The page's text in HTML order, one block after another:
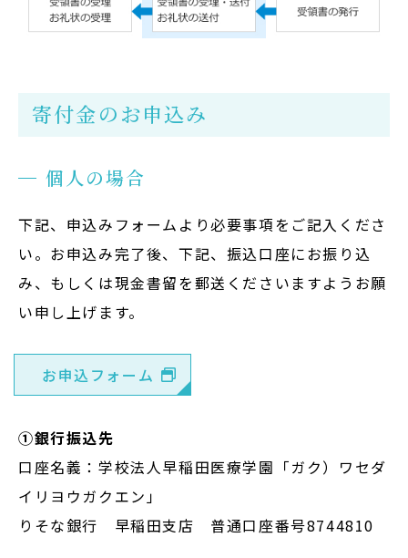
寄付金のお申込み
個人の場合
下記、申込みフォームより必要事項をご記入くださ
い。お申込み完了後、下記、振込口座にお振り込
み、もしくは現金書留を郵送くださいますようお願
い申し上げます。
お申込フォーム
①銀行振込先
口座名義：学校法人早稲田医療学園「ガク）ワセダ
イリヨウガクエン」
りそな銀行 早稲田支店 普通口座番号8744810